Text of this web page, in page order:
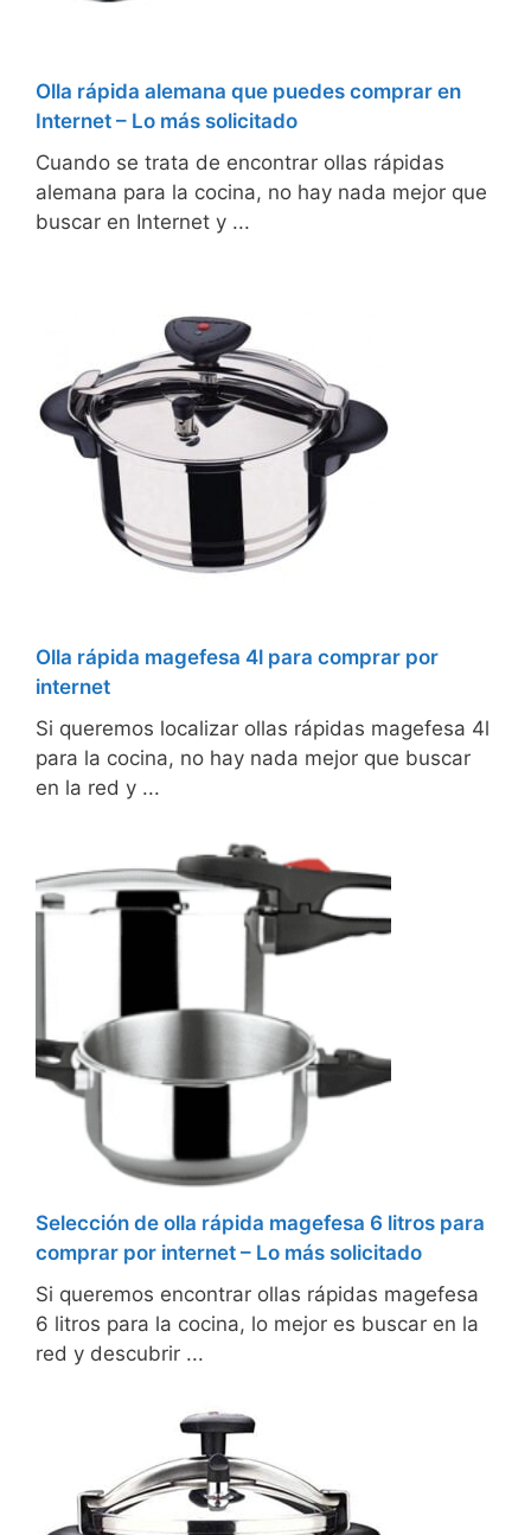
Olla rápida alemana que puedes comprar en
Internet – Lo más solicitado
Cuando se trata de encontrar ollas rápidas
alemana para la cocina, no hay nada mejor que
buscar en Internet y ...
Olla rápida magefesa 4l para comprar por
internet
Si queremos localizar ollas rápidas magefesa 4l
para la cocina, no hay nada mejor que buscar
en la red y ...
Selección de olla rápida magefesa 6 litros para
comprar por internet – Lo más solicitado
Si queremos encontrar ollas rápidas magefesa
6 litros para la cocina, lo mejor es buscar en la
red y descubrir ...